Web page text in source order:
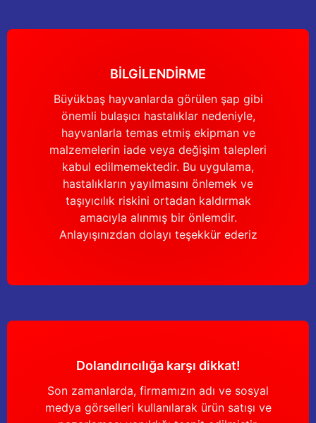
BİLGİLENDİRME
Büyükbaş hayvanlarda görülen şap gibi
önemli bulaşıcı hastalıklar nedeniyle,
hayvanlarla temas etmiş ekipman ve
malzemelerin iade veya değişim talepleri
kabul edilmemektedir. Bu uygulama,
hastalıkların yayılmasını önlemek ve
taşıyıcılık riskini ortadan kaldırmak
amacıyla alınmış bir önlemdir.
Anlayışınızdan dolayı teşekkür ederiz
Dolandırıcılığa karşı dikkat!
Son zamanlarda, firmamızın adı ve sosyal
medya görselleri kullanılarak ürün satışı ve